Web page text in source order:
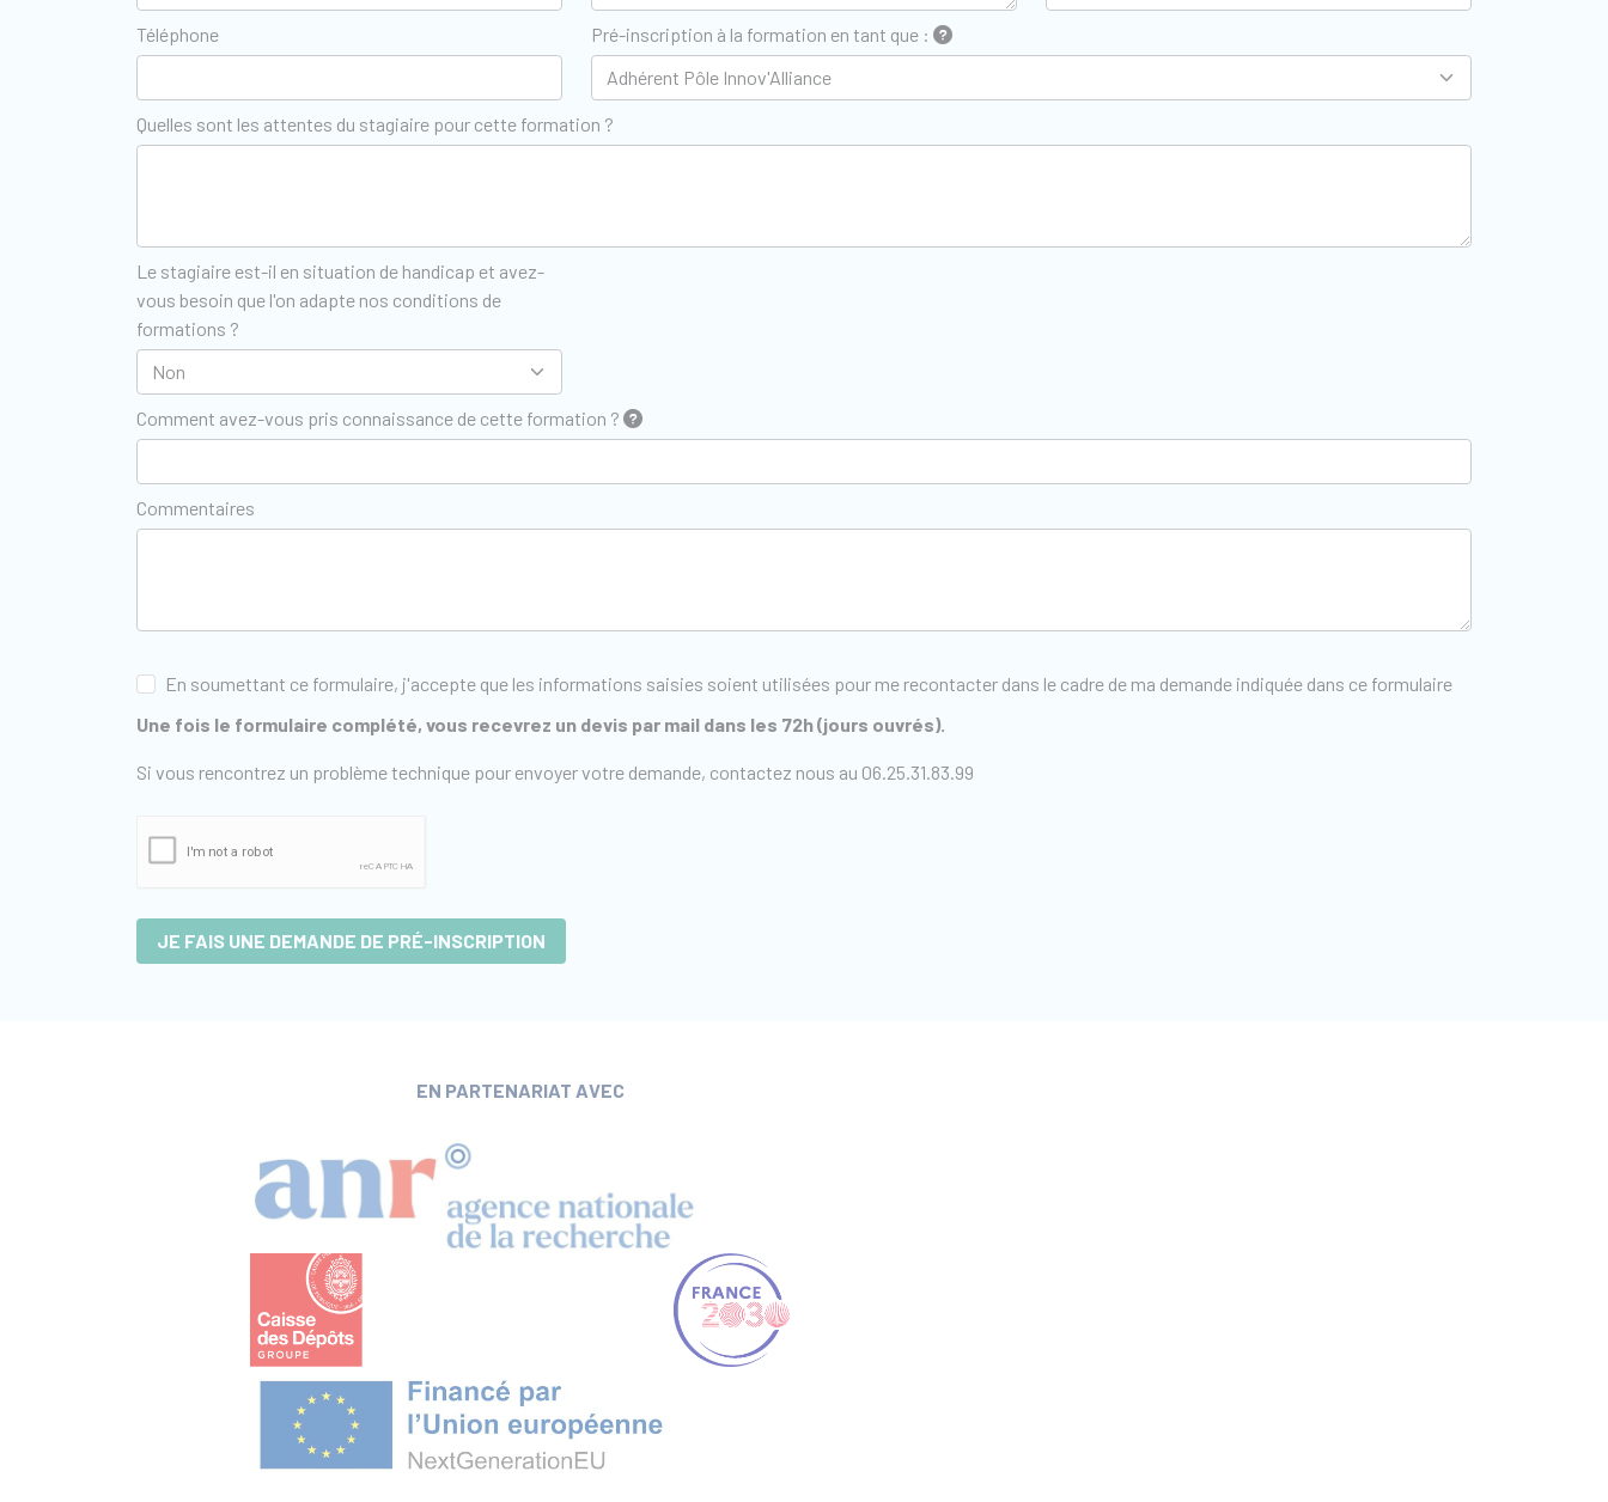
Téléphone Pré-inscription à la formation en tant que :
Quelles sont les attentes du stagiaire pour cette formation ?
Le stagiaire est-il en situation de handicap et avez-
vous besoin que l'on adapte nos conditions de
formations ?
Comment avez-vous pris connaissance de cette formation ?
Commentaires
En soumettant ce formulaire, j'accepte que les informations saisies soient utilisées pour me recontacter dans le cadre de ma demande indiquée dans ce formulaire
Une fois le formulaire complété, vous recevrez un devis par mail dans les 72h (jours ouvrés).
Si vous rencontrez un problème technique pour envoyer votre demande, contactez nous au 06.25.31.83.99
JE FAIS UNE DEMANDE DE PRÉ-INSCRIPTION
EN PARTENARIAT AVEC